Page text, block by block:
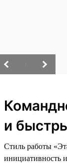
и
Стиль работы
инициативность